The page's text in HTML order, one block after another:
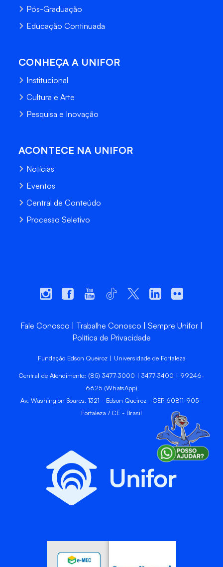
Pós-Graduação
Educação Continuada
CONHEÇA A UNIFOR
Institucional
Cultura e Arte
Pesquisa e Inovação
ACONTECE NA UNIFOR
Notícias
Eventos
Central de Conteúdo
Processo Seletivo
Fale Conosco Trabalhe Conosco
Sempre Unifor
Política de Privacidade
Fundação Edson Queiroz | Universidade de Fortaleza
Central de Atendimento: (85) 3477-3000 | 3477-3400 | 99246-
6625 (WhatsApp)
Av. Washington Soares, 1321 - Edson Queiroz - CEP 60811-905 -
Fortaleza / CE - Brasil